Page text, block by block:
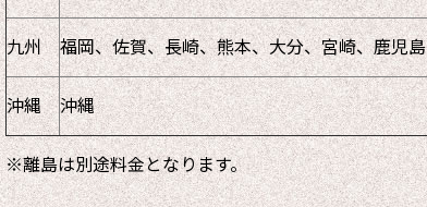
九州 福岡、佐賀、長崎、熊本、大分、宮崎、鹿児島
沖縄 沖縄
※離島は別途料金となります。